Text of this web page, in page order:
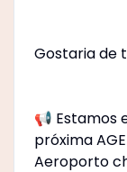
Gostaria de
📢 Estamos
próxima
Aeroporto